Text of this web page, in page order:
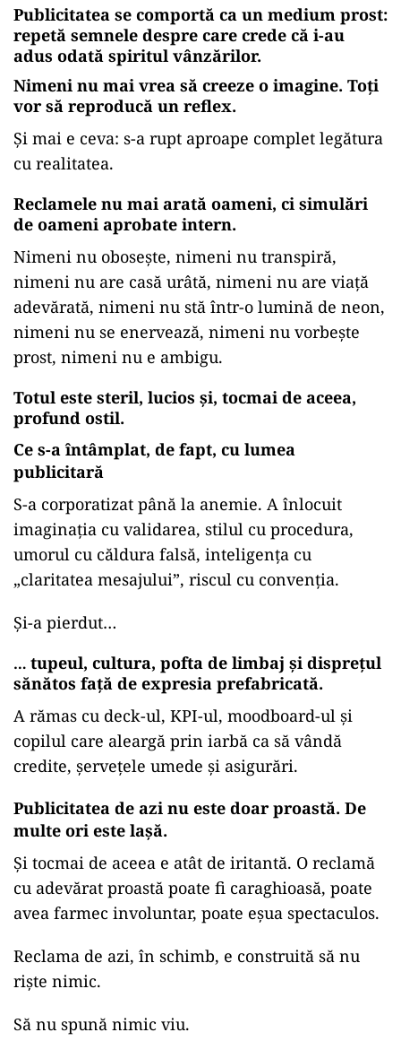
Publicitatea se comportă ca un medium prost:
repetă semnele despre care crede că i-au
adus odată spiritul vânzărilor.
Nimeni nu mai vrea să creeze o imagine. Toți
vor să reproducă un reflex.
Și mai e ceva: s-a rupt aproape complet legătura
cu realitatea.
Reclamele nu mai arată oameni, ci simulări
de oameni aprobate intern.
Nimeni nu obosește, nimeni nu transpiră,
nimeni nu are casă urâtă, nimeni nu are viață
adevărată, nimeni nu stă într-o lumină de neon,
nimeni nu se enervează, nimeni nu vorbește
prost, nimeni nu e ambigu.
Totul este steril, lucios și, tocmai de aceea,
profund ostil.
Ce s-a întâmplat, de fapt, cu lumea
publicitară
S-a corporatizat până la anemie. A înlocuit
imaginația cu validarea, stilul cu procedura,
umorul cu căldura falsă, inteligența cu
„claritatea mesajului”, riscul cu convenția.
Și-a pierdut…
… tupeul, cultura, pofta de limbaj și disprețul
sănătos față de expresia prefabricată.
A rămas cu deck-ul, KPI-ul, moodboard-ul și
copilul care aleargă prin iarbă ca să vândă
credite, șervețele umede și asigurări.
Publicitatea de azi nu este doar proastă. De
multe ori este lașă.
Și tocmai de aceea e atât de iritantă. O reclamă
cu adevărat proastă poate fi caraghioasă, poate
avea farmec involuntar, poate eșua spectaculos.
Reclama de azi, în schimb, e construită să nu
riște nimic.
Să nu spună nimic viu.